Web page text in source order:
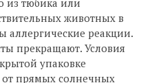
животных в
аллергические реакции.
прекращают. Условия
упаковке
прямых солнечных